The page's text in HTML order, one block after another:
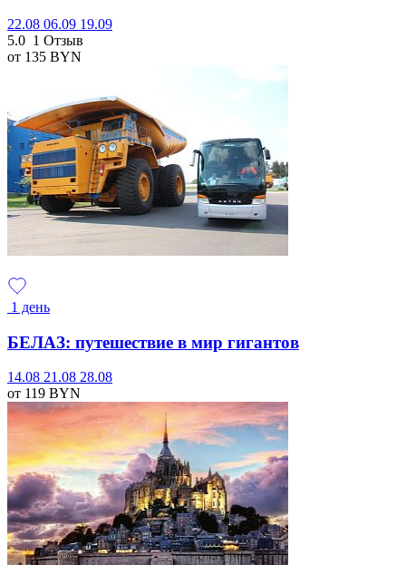
22.08 06.09 19.09
5.0 1 Отзыв
от 135 BYN
1 день
БЕЛАЗ: путешествие в мир гигантов
14.08 21.08 28.08
от 119 BYN